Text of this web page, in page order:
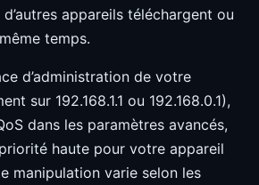
d’autres appareils téléchargent ou
temps.
d’administration de votre
sur 192.168.1.1 ou 192.168.0.1),
dans les paramètres avancés,
haute pour votre appareil
manipulation varie selon les